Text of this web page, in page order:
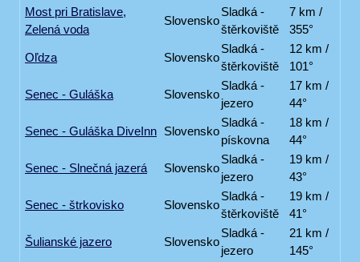
Most pri Bratislave,
Zelená voda
Slovensko
Sladká -
štěrkoviště
7 km /
355°
Oľdza Slovensko
Sladká -
štěrkoviště
12 km /
101°
Senec - Guláška Slovensko
Sladká -
jezero
17 km /
44°
Senec - Guláška DiveInn Slovensko
Sladká -
pískovna
18 km /
44°
Senec - Slnečná jazerá Slovensko
Sladká -
jezero
19 km /
43°
Senec - štrkovisko Slovensko
Sladká -
štěrkoviště
19 km /
41°
Šulianské jazero Slovensko
Sladká -
jezero
21 km /
145°